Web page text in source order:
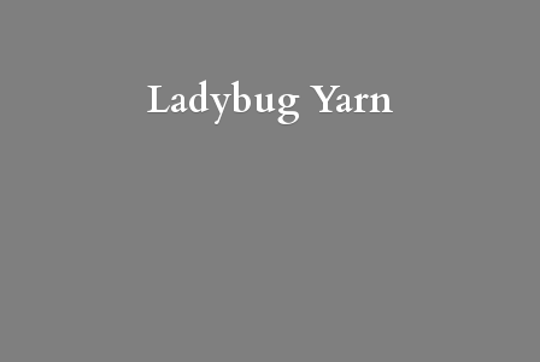
Ladybug Yarn